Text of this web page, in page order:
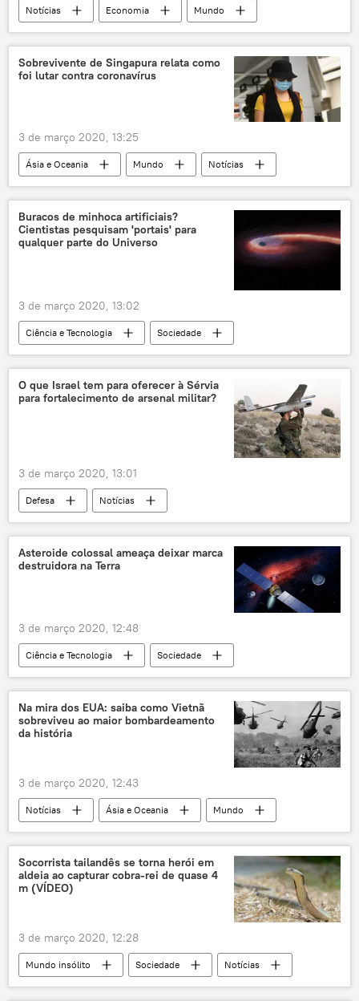
Notícias Economia
Mundo
Américas
FED
juros
Dólar
novo coronavírus
recessão
EUA
China
Sobrevivente de Singapura relata como
foi lutar contra coronavírus
3 de março 2020, 13:25
Ásia e Oceania Mundo
Notícias
Singapura
epidemia
pacientes
sintomas
Buracos de minhoca artificiais?
Cientistas pesquisam 'portais' para
qualquer parte do Universo
3 de março 2020, 13:02
Ciência e Tecnologia
Sociedade
Notícias
Instituto de Tecnologia da Califórnia
O que Israel tem para oferecer à Sérvia
para fortalecimento de arsenal militar?
3 de março 2020, 13:01
Defesa
Notícias
míssil antitanque spike
drone
blindado
Israel
Asteroide colossal ameaça deixar marca
destruidora na Terra
3 de março 2020, 12:48
Ciência e Tecnologia
Sociedade
Notícias
NASA Terra
Na mira dos EUA: saiba como Vietnã
sobreviveu ao maior bombardeamento
da história
3 de março 2020, 12:43
Notícias Ásia e Oceania
Mundo
URSS
MiG-21 EUA Vietnã
Socorrista tailandês se torna herói em
aldeia ao capturar cobra-rei de quase 4
m (VÍDEO)
3 de março 2020, 12:28
Mundo insólito Sociedade
Notícias
serpentes
réptil
Tailândia